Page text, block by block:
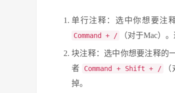
单行注释：选中你想要注
Command + / （对于Mac）
块注释：选中你想要注释的
者
Command + Shift + /
掉。